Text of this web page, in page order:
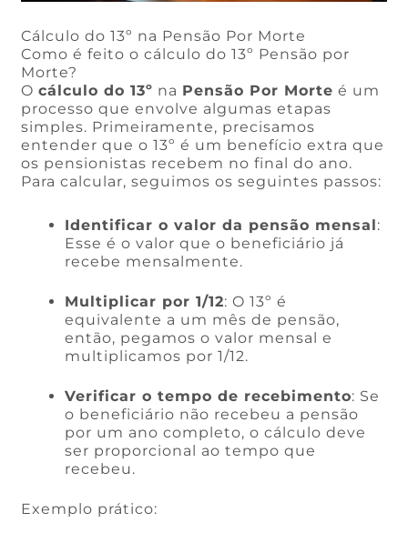
Cálculo do 13º na Pensão Por Morte
Como é feito o cálculo do 13º Pensão por
Morte?
Ocálculo do 13º na Pensão Por Morte é um
processo que envolve algumas etapas
simples. Primeiramente, precisamos
entender que o 13º é um benefício extra que
os pensionistas recebem no final do ano.
Para calcular, seguimos os seguintes passos:
Identificar o valor da pensão mensal :
Esse é o valor que o beneficiário já
recebe mensalmente.
Multiplicar por 1/12: O 13º é
equivalente a um mês de pensão,
então, pegamos o valor mensal e
multiplicamos por 1/12.
Verificar o tempo de recebimento: Se
o beneficiário não recebeu a pensão
por um ano completo, o cálculo deve
ser proporcional ao tempo que
recebeu.
Exemplo prático: